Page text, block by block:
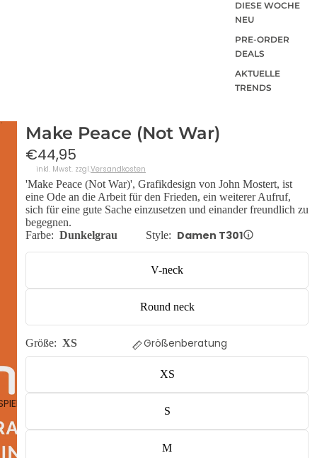
DIESE WOCHE
NEU
PRE-ORDER
DEALS
AKTUELLE
TRENDS
Make Peace (Not War)
€44,95
inkl. Mwst. zzgl.Versandkosten
'Make Peace (Not War)', Grafikdesign von John Mostert, ist
eine Ode an die Arbeit für den Frieden, ein weiterer Aufruf,
sich für eine gute Sache einzusetzen und einander freundlich zu
begegnen.
Farbe: Dunkelgrau Style: Damen T301
V-neck
Round neck
Größe: XS Größenberatung
XS
S
M